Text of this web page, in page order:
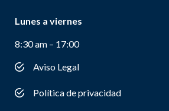
Lunes a viernes
8:30 am – 17:00
Aviso Legal
Política de privacidad